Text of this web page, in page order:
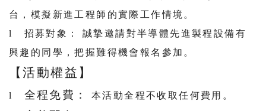
台，模擬新進工程師的實際工作情境。
l
招募對象：
誠摯邀請對半導體先進製程設備有
興趣的同學，把握難得機會報名參加。
【活動權益】
l 全程免費： 本活動全程不收取任何費用。